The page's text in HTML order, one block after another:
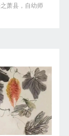
萧县，自幼师